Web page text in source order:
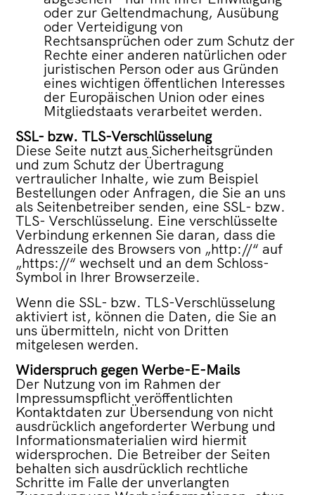
oder zur Geltendmachung, Ausübung
oder Verteidigung von
Rechtsansprüchen oder zum Schutz der
Rechte einer anderen natürlichen oder
juristischen Person oder aus Gründen
eines wichtigen öffentlichen Interesses
der Europäischen Union oder eines
Mitgliedstaats verarbeitet werden.
SSL- bzw. TLS-Verschlüsselung
Diese Seite nutzt aus Sicherheitsgründen
und zum Schutz der Übertragung
vertraulicher Inhalte, wie zum Beispiel
Bestellungen oder Anfragen, die Sie an uns
als Seitenbetreiber senden, eine SSL- bzw.
TLS- Verschlüsselung. Eine verschlüsselte
Verbindung erkennen Sie daran, dass die
Adresszeile des Browsers von „http://“ auf
„https://“ wechselt und an dem Schloss-
Symbol in Ihrer Browserzeile.
Wenn die SSL- bzw. TLS-Verschlüsselung
aktiviert ist, können die Daten, die Sie an
uns übermitteln, nicht von Dritten
mitgelesen werden.
Widerspruch gegen Werbe-E-Mails
Der Nutzung von im Rahmen der
Impressumspflicht veröffentlichten
Kontaktdaten zur Übersendung von nicht
ausdrücklich angeforderter Werbung und
Informationsmaterialien wird hiermit
widersprochen. Die Betreiber der Seiten
behalten sich ausdrücklich rechtliche
Schritte im Falle der unverlangten